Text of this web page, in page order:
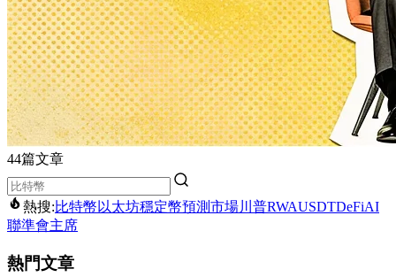
44篇文章
熱搜:比特幣 以太坊穩定幣預測市場川普RWAUSDTDeFiAI
聯準會主席
熱門文章